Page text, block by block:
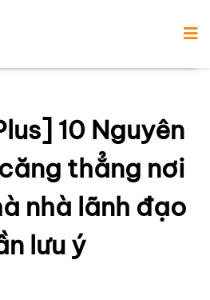
10 Nguyên
thẳng nơi
nhà lãnh đạo
lưu ý